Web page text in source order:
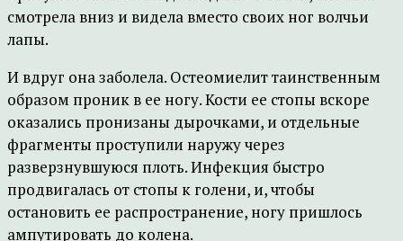
смотрела вниз и видела вместо своих ног волчьи
лапы.
И вдруг она заболела. Остеомиелит таинственным
образом проник в ее ногу. Кости ее стопы вскоре
оказались пронизаны дырочками, и отдельные
фрагменты проступили наружу через
разверзнувшуюся плоть. Инфекция быстро
продвигалась от стопы к голени, и, чтобы
остановить ее распространение, ногу пришлось
ампутировать до колена.